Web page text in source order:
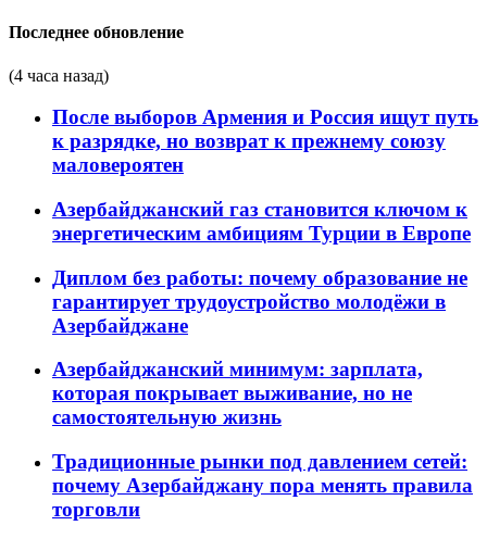
Последнее обновление
(4 часа назад)
После выборов Армения и Россия ищут путь
к разрядке, но возврат к прежнему союзу
маловероятен
Азербайджанский газ становится ключом к
энергетическим амбициям Турции в Европе
Диплом без работы: почему образование не
гарантирует трудоустройство молодёжи в
Азербайджане
Азербайджанский минимум: зарплата,
которая покрывает выживание, но не
самостоятельную жизнь
Традиционные рынки под давлением сетей:
почему Азербайджану пора менять правила
торговли